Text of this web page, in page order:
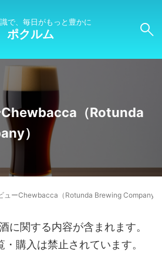
で、毎日がもっと豊かに
ポクルム
Chewbacca（Rotunda
）
ューChewbacca（Rotunda Brewing Company）
に関する内容が含まれます。
購入は禁止されています。